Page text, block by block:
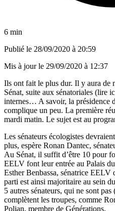
6 min
Publié le 28/09/2020 à 20:59
Mis à jour le 29/09/2020 à 12:37
Ils ont fait le plus dur. Il y aura de
Sénat, suite aux sénatoriales (lire
internes… A savoir, la présidence
complique un peu. La première
mardi matin. Le sujet est au
Les sénateurs écologistes
plus, espère Ronan Dantec,
Au Sénat, il suffit d’être 10 pour
EELV font leur entrée au Palais
Esther Benbassa, sénatrice EELV
parti est ainsi majoritaire au sein
5 autres sénateurs, qui ne sont
complètent les troupes, comme
Polian, membre de Générations.